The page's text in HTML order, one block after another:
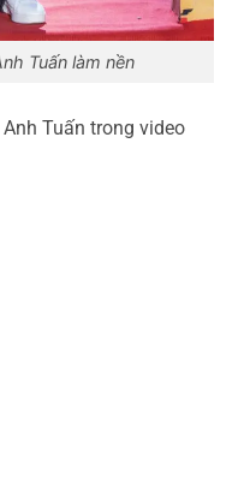
Tuấn làm nền
Tuấn trong video